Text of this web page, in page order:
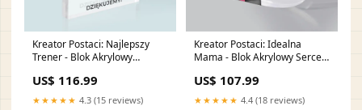
Kreator Postaci: Najlepszy
Trener - Blok Akrylowy
US$ 116.99
★★★★★ 4.3 (15 reviews)
Kreator Postaci: Idealna
Mama - Blok Akrylowy Serce
US$ 107.99
★★★★★ 4.4 (18 reviews)